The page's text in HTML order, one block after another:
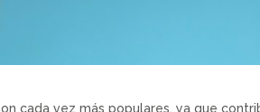
cada vez más populares, ya que